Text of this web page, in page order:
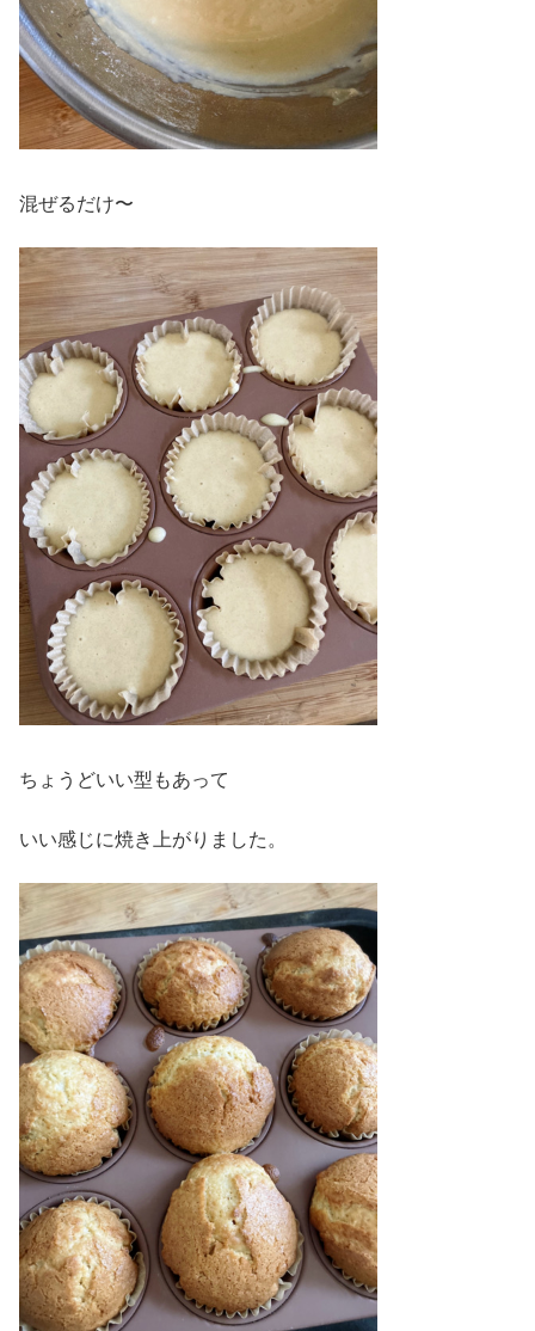
混ぜるだけ〜
ちょうどいい型もあって
いい感じに焼き上がりました。